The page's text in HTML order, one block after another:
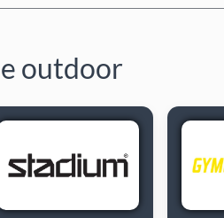
outdoor